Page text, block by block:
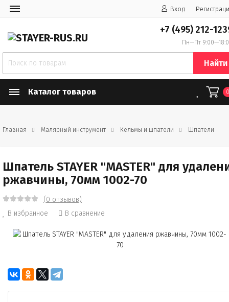
Вход
+7 (495) 212-
Пн—Пт
Найти
Каталог товаров
Главная Малярный инструмент Кельмы и шпатели Шпатели
Шпатель STAYER "MASTER" для
ржавчины, 70мм 1002-70
(0 отзывов)
В избранное
В сравнение